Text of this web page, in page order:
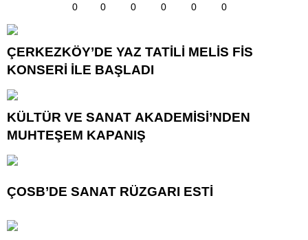
0 0 0 0 0 0
ÇERKEZKÖY’DE YAZ TATİLİ MELİS FİS
KONSERİ İLE BAŞLADI
KÜLTÜR VE SANAT AKADEMİSİ’NDEN
MUHTEŞEM KAPANIŞ
ÇOSB’DE SANAT RÜZGARI ESTİ